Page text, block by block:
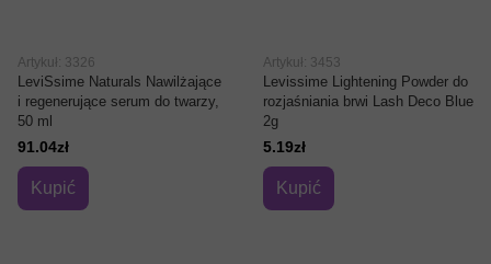
Artykuł: 3326
LeviSsime Naturals Nawilżające
i regenerujące serum do twarzy,
50 ml
91.04zł
Kupić
Artykuł: 3453
Levissime Lightening Powder do
rozjaśniania brwi Lash Deco Blue
2g
5.19zł
Kupić